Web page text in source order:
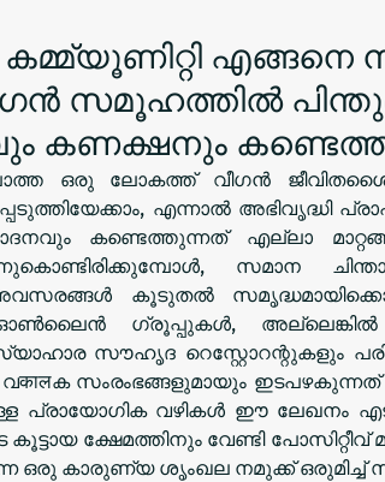
എങ്ങനെ
സമൂഹത്തിൽ
കണക്ഷനും
ഒരു ലോകത്ത് വീഗൻ
എന്നാൽ അഭിവൃദ്ധി
കണ്ടെത്തുന്നത് എല്ലാ
സമാന
കൂടുതൽ
ഗ്രൂപ്പുകൾ, അല്ലെങ്കിൽ
സൗഹൃദ റെസ്റ്റോറന്റുകളും
വकालക സംരംഭങ്ങളുമായും
പ്രായോഗിക വഴികൾ ഈ ലേഖനം
ക്ഷേമത്തിനും വേണ്ടി പോസിറ്റീവ്
ഒരു കാരുണ്യ ശൃംഖല നമുക്ക് ഒരുമിച്ച്